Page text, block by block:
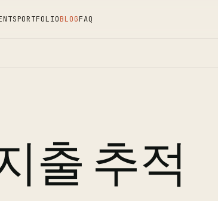
PORTFOLIOBLOGFAQ
출 추적